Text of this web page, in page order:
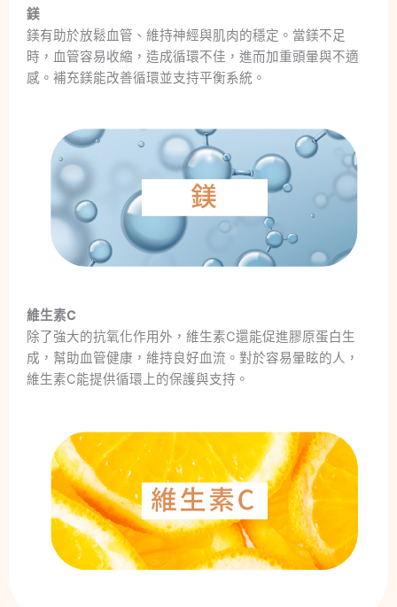
鎂
鎂有助於放鬆血管、維持神經與肌肉的穩定。當鎂不足
時，血管容易收縮，造成循環不佳，進而加重頭暈與不適
感。補充鎂能改善循環並支持平衡系統。
維生素C
除了強大的抗氧化作用外，維生素C還能促進膠原蛋白生
成，幫助血管健康，維持良好血流。對於容易暈眩的人，
維生素C能提供循環上的保護與支持。